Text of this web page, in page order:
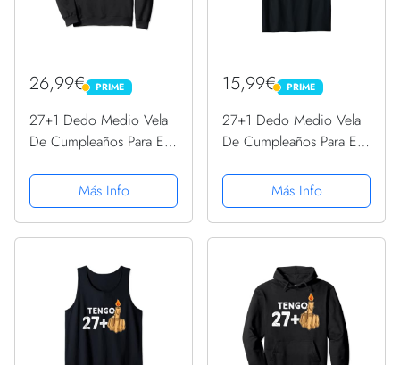
26,99€ PRIME
PRIME
27+1 Dedo Medio Vela
De Cumpleaños Para El
SudaderaMás Info
15,99€ PRIME
PRIME
27+1 Dedo Medio Vela
De Cumpleaños Para El
CamisetaMás Info